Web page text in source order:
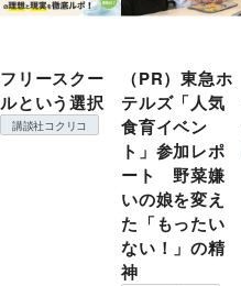
フリースクー
ルという選択
講談社コクリコ
（PR）東急ホ
テルズ「人気
食育イベン
ト」参加レポ
ート 野菜嫌
いの娘を変え
た「もったい
ない！」の精
神